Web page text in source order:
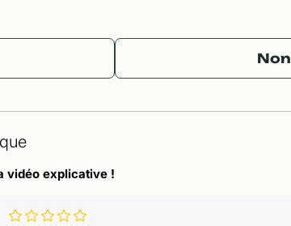
Non
vidéo explicative !